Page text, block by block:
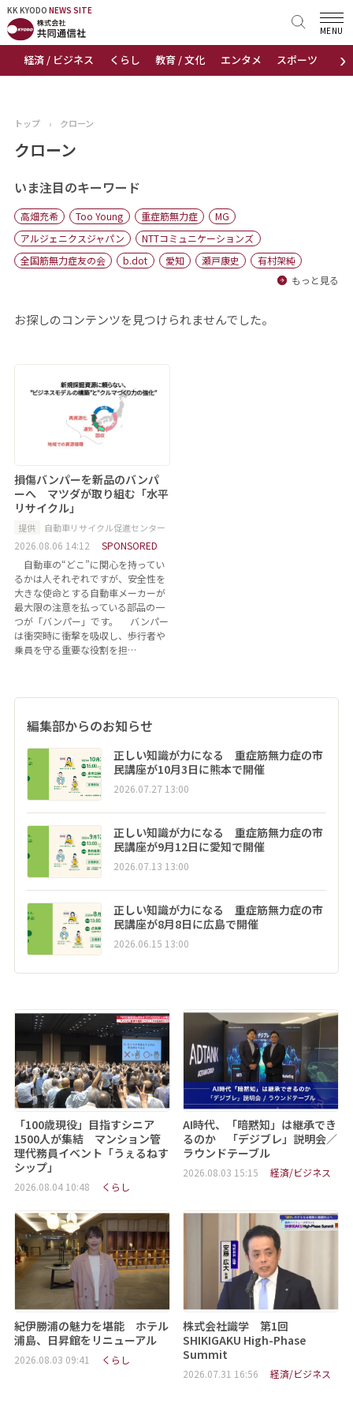
KK KYODO NEWS SITE
›
経済 / ビジネス くらし 教育 / 文化 エンタメ スポーツ 地域
MENU
KK KYODONEWS SITE
トップページ
ニュース
おすすめコンテンツ
出版物
会社概要
トップ › クローン
クローン
いま注目のキーワード
高畑充希 Too Young 重症筋無力症
MG
アルジェニクスジャパン
NTTコミュニケーションズ
全国筋無力症友の会
b.dot 愛知 瀬戸康史
有村架純
もっと見る
お探しのコンテンツを見つけられませんでした。
損傷バンパーを新品のバンパ
ーへ マツダが取り組む「水平
リサイクル」
提供 自動車リサイクル促進センター
2026.08.06 14:12
SPONSORED
自動車の“どこ”に関心を持ってい
るかは人それぞれですが、安全性を
大きな使命とする自動車メーカーが
最大限の注意を払っている部品の一
つが「バンパー」です。 バンパー
は衝突時に衝撃を吸収し、歩行者や
乗員を守る重要な役割を担…
編集部からのお知らせ
正しい知識が力になる 重症筋無力症の市
民講座が10月3日に熊本で開催
2026.07.27 13:00
正しい知識が力になる 重症筋無力症の市
民講座が9月12日に愛知で開催
2026.07.13 13:00
正しい知識が力になる 重症筋無力症の市
民講座が8月8日に広島で開催
2026.06.15 13:00
「100歳現役」目指すシニア
1500人が集結 マンション管
理代務員イベント「うぇるねす
シップ」
2026.08.04 10:48 くらし
AI時代、「暗黙知」は継承でき
るのか 「デジブレ」説明会／
ラウンドテーブル
2026.08.03 15:15 経済/ビジネス
紀伊勝浦の魅力を堪能 ホテル
浦島、日昇館をリニューアル
2026.08.03 09:41 くらし
株式会社識学 第1回
SHIKIGAKU High-Phase
Summit
2026.07.31 16:56 経済/ビジネス